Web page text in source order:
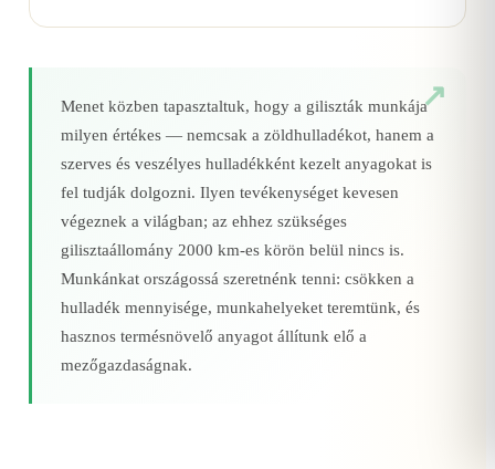
Menet közben tapasztaltuk, hogy a giliszták munkája
milyen értékes — nemcsak a zöldhulladékot, hanem a
szerves és veszélyes hulladékként kezelt anyagokat is
fel tudják dolgozni. Ilyen tevékenységet kevesen
végeznek a világban; az ehhez szükséges
gilisztaállomány 2000 km‑es körön belül nincs is.
Munkánkat országossá szeretnénk tenni: csökken a
hulladék mennyisége, munkahelyeket teremtünk, és
hasznos termésnövelő anyagot állítunk elő a
mezőgazdaságnak.